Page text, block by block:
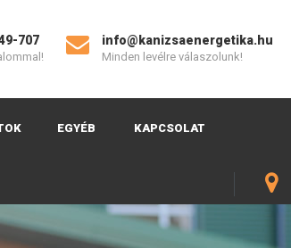
info@kanizsaenergetika.hu
Minden levélre válaszolunk!
707
EGYÉB KAPCSOLAT